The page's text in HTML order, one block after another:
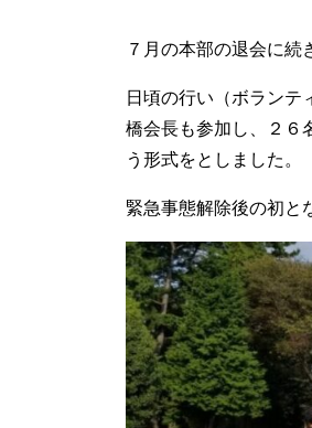
７月の本部の退会に続
日頃の行い（ボランテ
橋会長も参加し、２６
う形式をとしました。
緊急事態解除後の初と